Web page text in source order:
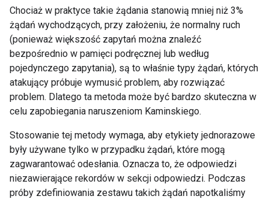
Chociaż w praktyce takie żądania stanowią mniej niż 3%
żądań wychodzących, przy założeniu, że normalny ruch
(ponieważ większość zapytań można znaleźć
bezpośrednio w pamięci podręcznej lub według
pojedynczego zapytania), są to właśnie typy żądań, których
atakujący próbuje wymusić problem, aby rozwiązać
problem. Dlatego ta metoda może być bardzo skuteczna w
celu zapobiegania naruszeniom Kaminskiego.
Stosowanie tej metody wymaga, aby etykiety jednorazowe
były używane tylko w przypadku żądań, które mogą
zagwarantować odesłania. Oznacza to, że odpowiedzi
niezawierające rekordów w sekcji odpowiedzi. Podczas
próby zdefiniowania zestawu takich żądań napotkaliśmy